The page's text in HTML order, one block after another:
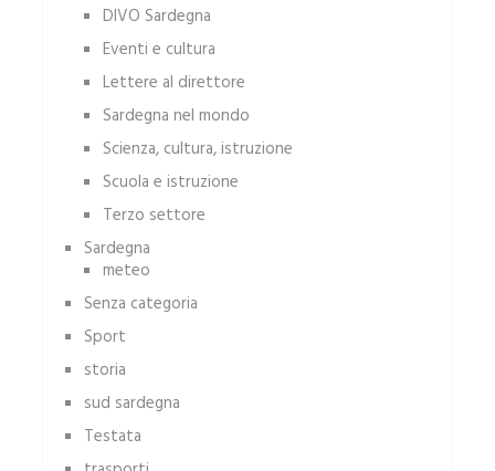
DIVO Sardegna
Eventi e cultura
Lettere al direttore
Sardegna nel mondo
Scienza, cultura, istruzione
Scuola e istruzione
Terzo settore
Sardegna
meteo
Senza categoria
Sport
storia
sud sardegna
Testata